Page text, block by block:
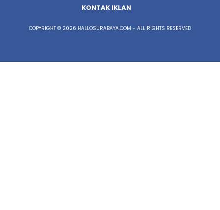
KONTAK IKLAN
COPYRIGHT © 2026 HALLOSURABAYA.COM - ALL RIGHTS RESERVED